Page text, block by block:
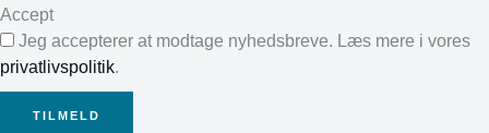
Accept
Jeg accepterer at modtage nyhedsbreve. Læs mere i vores
privatlivspolitik.
TILMELD